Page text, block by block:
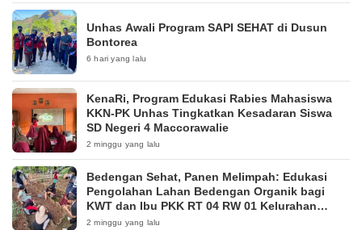
Unhas Awali Program SAPI SEHAT di Dusun
Bontorea
6 hari yang lalu
KenaRi, Program Edukasi Rabies Mahasiswa
KKN-PK Unhas Tingkatkan Kesadaran Siswa
SD Negeri 4 Maccorawalie
2 minggu yang lalu
Bedengan Sehat, Panen Melimpah: Edukasi
Pengolahan Lahan Bedengan Organik bagi
KWT dan Ibu PKK RT 04 RW 01 Kelurahan
Pakintelan
2 minggu yang lalu